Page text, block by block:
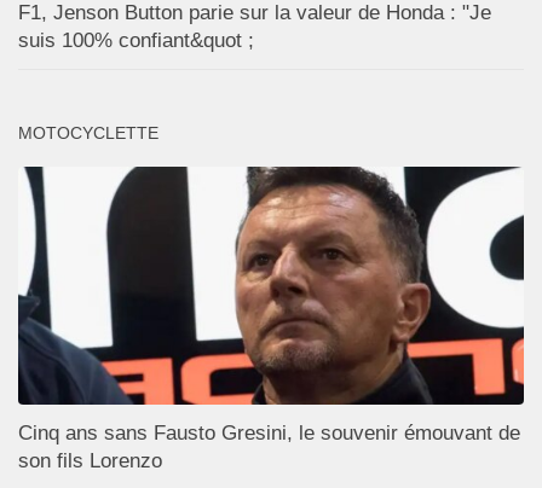
F1, Jenson Button parie sur la valeur de Honda : "Je
suis 100% confiant&quot ;
MOTOCYCLETTE
Cinq ans sans Fausto Gresini, le souvenir émouvant de
son fils Lorenzo